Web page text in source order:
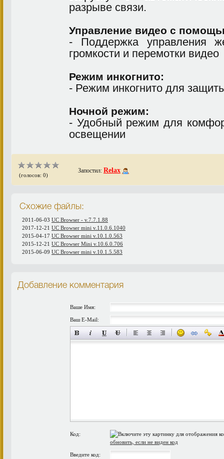
разрыве связи.
Управление видео с
- Поддержка управления
громкости и перемотки видео
Режим инкогнито:
- Режим инкогнито для
Ночной режим:
- Удобный режим для
освещении
(голосов: 0)
Запостил: Relax
Схожие файлы:
2011-06-03 UC Browser - v.7.7.1.88
2017-12-21 UС Browser mini v.11.0.6.1040
2015-04-17 UС Browser mini v.10.1.0.563
2015-12-21 UC Browser Mini v.10.6.0.706
2015-06-09 UС Browser mini v.10.1.5.583
Добавление комментария
Ваше Имя:
Ваш E-Mail:
Код:
обновить, если не виден код
Введите код: